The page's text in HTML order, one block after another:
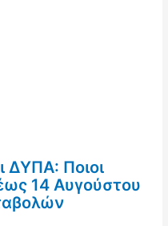
Ποιοι
14 Αυγούστου